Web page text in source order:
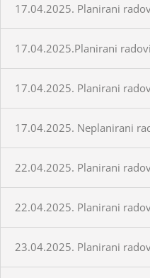
17.04.2025. Planirani
17.04.2025.Planirani
17.04.2025. Planirani
17.04.2025. Neplanirani
22.04.2025. Planirani
22.04.2025. Planirani
23.04.2025. Planirani